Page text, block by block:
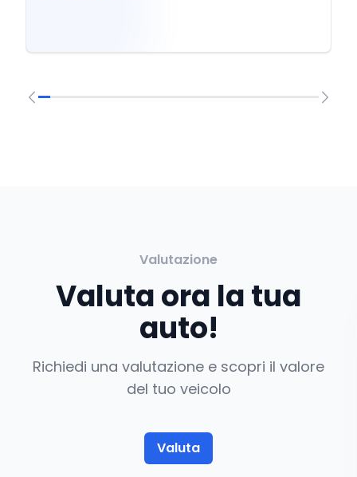
Valutazione
Valuta ora la tua
auto!
Richiedi una valutazione e scopri il valore
del tuo veicolo
Valuta